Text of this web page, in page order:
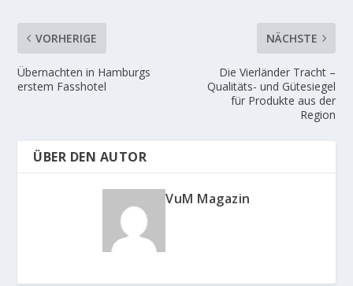
VORHERIGE
Übernachten in Hamburgs
erstem Fasshotel
NÄCHSTE
Die Vierländer Tracht –
Qualitäts- und Gütesiegel
für Produkte aus der
Region
ÜBER DEN AUTOR
VuM Magazin